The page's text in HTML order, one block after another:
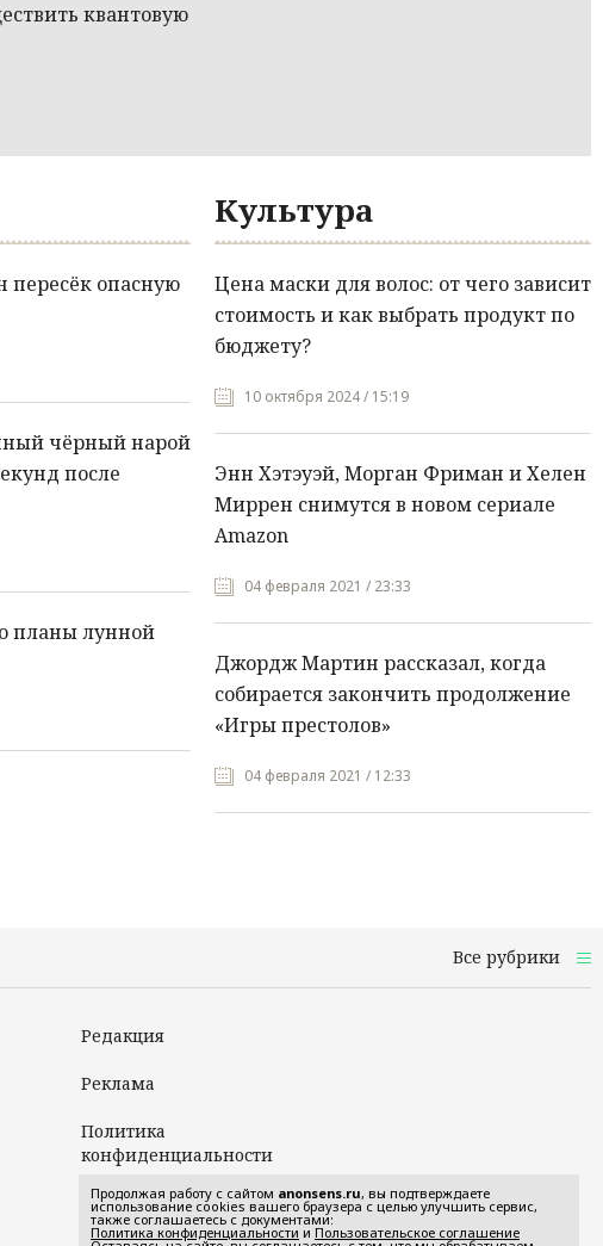
квантовую
пересёк опасную
чёрный нарой
после
планы лунной
Культура
Цена маски для волос: от чего зависит
стоимость и как выбрать продукт по
бюджету?
10 октября 2024 / 15:19
Энн Хэтэуэй, Морган Фриман и Хелен
Миррен снимутся в новом сериале
Amazon
04 февраля 2021 / 23:33
Джордж Мартин рассказал, когда
собирается закончить продолжение
«Игры престолов»
04 февраля 2021 / 12:33
Все рубрики
Редакция
Реклама
Политика
конфиденциальности
Пользовательское
соглашение
Продолжая работу с сайтом anonsens.ru, вы подтверждаете
использование cookies вашего браузера с целью улучшить сервис,
также соглашаетесь с документами:
Политика конфиденциальности и Пользовательское соглашение